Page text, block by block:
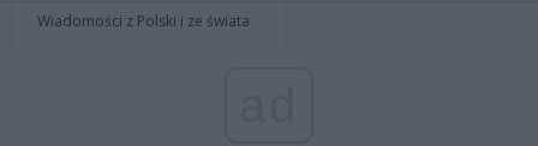
Wiadomości z Polski i ze świata